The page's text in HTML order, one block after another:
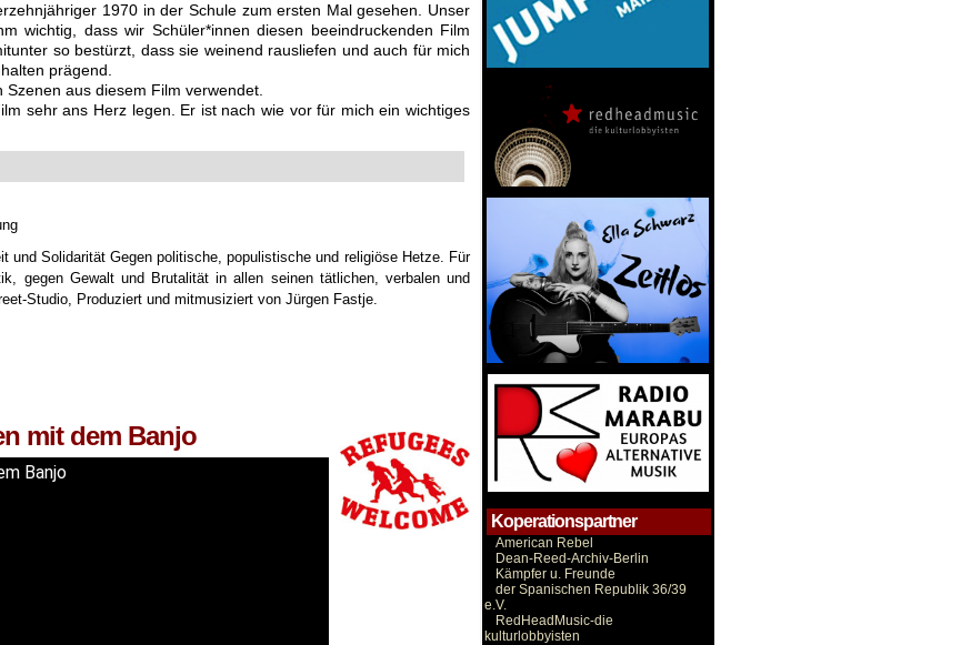
1970 in der Schule zum ersten Mal gesehen. Unser
wichtig, dass wir Schüler*innen diesen beeindruckenden Film
so bestürzt, dass sie weinend rausliefen und auch für mich
prägend.
aus diesem Film verwendet.
sehr ans Herz legen. Er ist nach wie vor für mich ein wichtiges
und Solidarität Gegen politische, populistische und religiöse Hetze. Für
gegen Gewalt und Brutalität in allen seinen tätlichen, verbalen und
Studio, Produziert und mitmusiziert von Jürgen Fastje.
mit dem Banjo
Banjo
Koperationspartner
American Rebel
Dean-Reed-Archiv-Berlin
Kämpfer u. Freunde
der Spanischen Republik 36/39
e.V.
RedHeadMusic-die
kulturlobbyisten